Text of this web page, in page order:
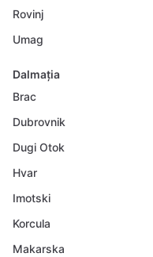
Rovinj
Umag
Dalmația
Brac
Dubrovnik
Dugi Otok
Hvar
Imotski
Korcula
Makarska